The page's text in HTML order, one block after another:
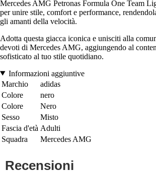
Mercedes AMG Petronas Formula One Team
per unire stile, comfort e performance,
gli amanti della velocità.
Adotta questa giacca iconica e unisciti alla
devoti di Mercedes AMG, aggiungendo al
sofisticato al tuo stile quotidiano.
Informazioni aggiuntive
Marchio
adidas
Colore
nero
Colore
Nero
Sesso
Misto
Fascia d'età Adulti
Squadra
Mercedes AMG